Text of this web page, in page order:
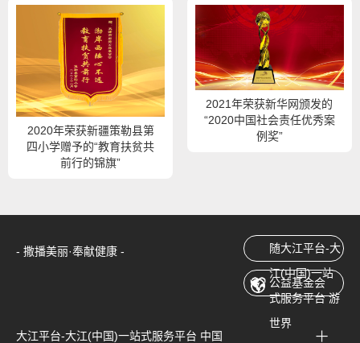
2020年荣获新疆策勒县第
四小学赠予的“教育扶贫共
前行的锦旗”
2021年荣获新华网颁发的
“2020中国社会责任优秀案
例奖”
- 撒播美丽·奉献健康 -
随大江平台-大
江(中国)一站
式服务平台 游
世界
公益基金会
大江平台-大江(中国)一站式服务平台 中国